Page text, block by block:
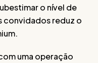
o nível de
convidados reduz o
uma operação